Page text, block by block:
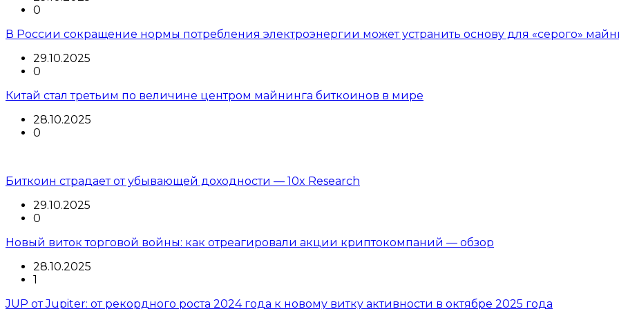
0
В России сокращение нормы потребления электроэнергии может устранить основу для «серого»
29.10.2025
0
Китай стал третьим по величине центром майнинга биткоинов в мире
28.10.2025
0
Биткоин страдает от убывающей доходности — 10x Research
29.10.2025
0
Новый виток торговой войны: как отреагировали акции криптокомпаний — обзор
28.10.2025
1
JUP от Jupiter: от рекордного роста 2024 года к новому витку активности в октябре 2025 года